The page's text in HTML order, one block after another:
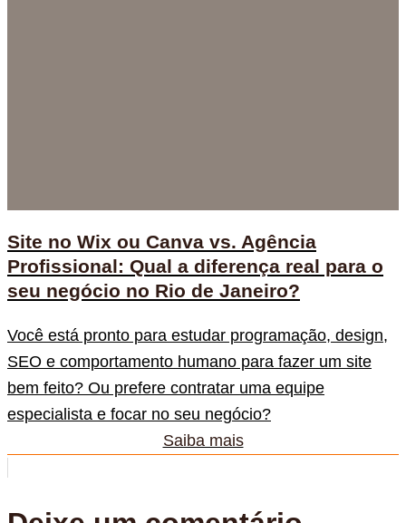
Site no Wix ou Canva vs. Agência
Profissional: Qual a diferença real para o
seu negócio no Rio de Janeiro?
Você está pronto para estudar programação, design,
SEO e comportamento humano para fazer um site
bem feito? Ou prefere contratar uma equipe
especialista e focar no seu negócio?
Saiba mais